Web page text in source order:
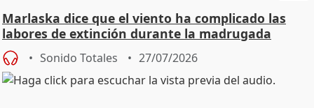
Marlaska dice que el viento ha complicado las
labores de extinción durante la madrugada
Sonido Totales 27/07/2026